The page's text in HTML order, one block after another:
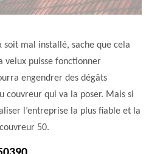
soit mal installé, sache que cela
velux puisse fonctionner
engendrer des dégâts
couvreur qui va la poser. Mais si
l’entreprise la plus fiable et la
50.